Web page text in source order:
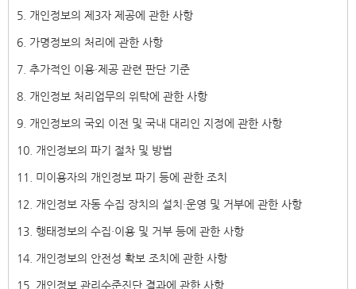
5. 개인정보의 제3자 제공에 관한 사항
6. 가명정보의 처리에 관한 사항
7. 추가적인 이용・제공 관련 판단 기준
8. 개인정보 처리업무의 위탁에 관한 사항
9. 개인정보의 국외 이전 및 국내 대리인 지정에 관한 사항
10. 개인정보의 파기 절차 및 방법
11. 미이용자의 개인정보 파기 등에 관한 조치
12. 개인정보 자동 수집 장치의 설치・운영 및 거부에 관한 사항
13. 행태정보의 수집・이용 및 거부 등에 관한 사항
14. 개인정보의 안전성 확보 조치에 관한 사항
15. 개인정보 관리수준진단 결과에 관한 사항